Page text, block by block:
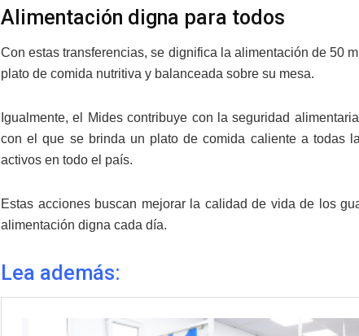
Alimentación digna para todos
Con estas transferencias, se dignifica la alimentación de 50
plato de comida nutritiva y balanceada sobre su mesa.
Igualmente, el Mides contribuye con la seguridad
con el que se brinda un plato de comida caliente a todas
activos en todo el país.
Estas acciones buscan mejorar la calidad de vida de los
alimentación digna cada día.
Lea además: